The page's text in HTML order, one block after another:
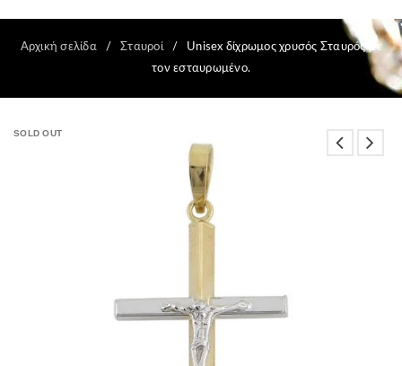
Αρχική σελίδα / Σταυροί /
Unisex δίχρωμος χρυσός Σταυρός με
τον εσταυρωμένο.
SOLD OUT